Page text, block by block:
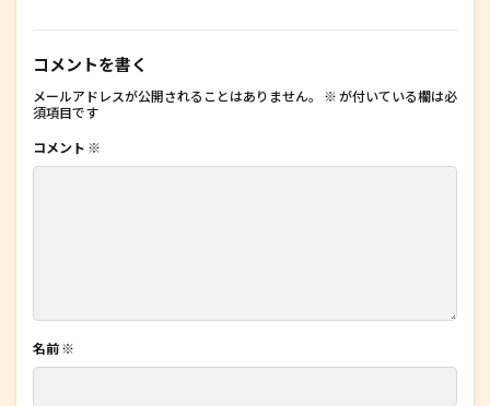
コメントを書く
メールアドレスが公開されることはありません。 ※ が付いている欄は必
須項目です
コメント ※
名前 ※